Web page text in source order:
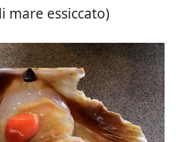
mare essiccato)